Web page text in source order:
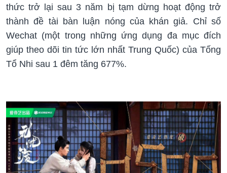
thức trở lại sau 3 năm bị tạm dừng hoạt động trở
thành đề tài bàn luận nóng của khán giả. Chỉ số
Wechat (một trong những ứng dụng đa mục đích
giúp theo dõi tin tức lớn nhất Trung Quốc) của Tống
Tổ Nhi sau 1 đêm tăng 677%.